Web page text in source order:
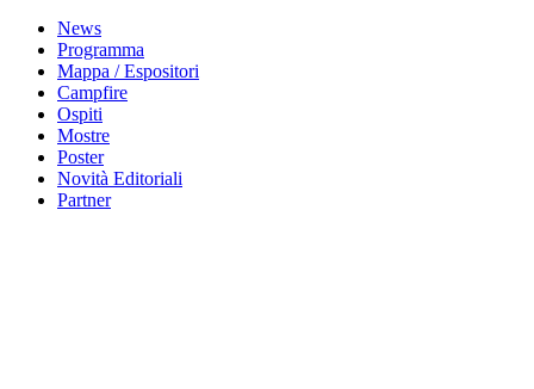
News
Programma
Mappa / Espositori
Campfire
Ospiti
Mostre
Poster
Novità Editoriali
Partner